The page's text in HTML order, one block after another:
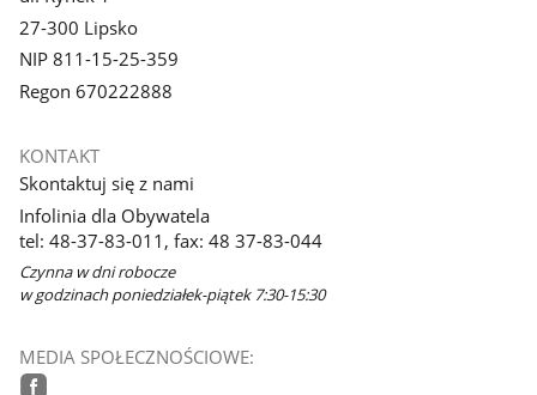
27-300 Lipsko
NIP 811-15-25-359
Regon 670222888
KONTAKT
Skontaktuj się z nami
Infolinia dla Obywatela
tel: 48-37-83-011, fax: 48 37-83-044
Czynna w dni robocze
w godzinach poniedziałek-piątek 7:30-15:30
MEDIA SPOŁECZNOŚCIOWE: